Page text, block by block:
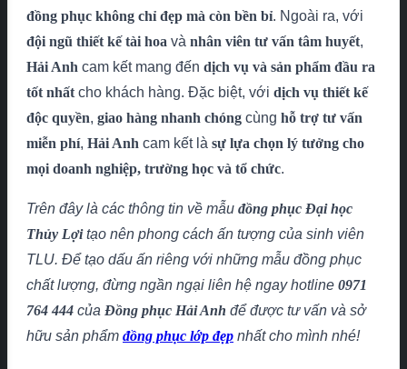
đồng phục không chỉ đẹp mà còn bền bỉ. Ngoài ra, với
đội ngũ thiết kế tài hoa và nhân viên tư vấn tâm huyết,
Hải Anh cam kết mang đến dịch vụ và sản phẩm đầu ra
tốt nhất cho khách hàng. Đặc biệt, với dịch vụ thiết kế
độc quyền, giao hàng nhanh chóng cùng hỗ trợ tư vấn
miễn phí, Hải Anh cam kết là sự lựa chọn lý tưởng cho
mọi doanh nghiệp, trường học và tổ chức.
Trên đây là các thông tin về mẫu đồng phục Đại học
Thủy Lợitạo nên phong cách ấn tượng của sinh viên
TLU. Để tạo dấu ấn riêng với những mẫu đồng phục
chất lượng, đừng ngần ngại liên hệ ngay hotline 0971
764 444 của Đồng phục Hải Anh để được tư vấn và sở
hữu sản phẩm đồng phục lớp đẹp nhất cho mình nhé!